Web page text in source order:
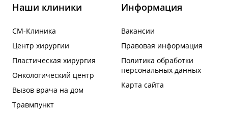
Наши клиники
СМ-Клиника
Центр хирургии
Пластическая хирургия
Онкологический центр
Вызов врача на дом
Травмпункт
Информация
Вакансии
Правовая информация
Политика обработки
персональных данных
Карта сайта